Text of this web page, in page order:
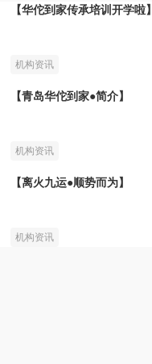
【华佗到家传承培训开学啦】
机构资讯
【青岛华佗到家●简介】
机构资讯
【离火九运●顺势而为】
机构资讯